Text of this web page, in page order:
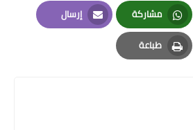
مشاركة
Whatsapp
إرسال
Email
طباعة
Print